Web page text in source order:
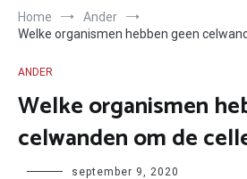
Home
Ander
Welke organismen hebben geen
ANDER
Welke organismen
celwanden om de
Author september 9, 2020